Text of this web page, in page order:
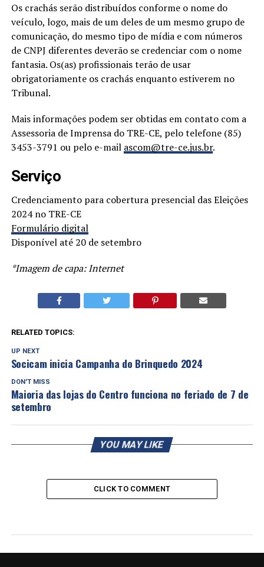
Os crachás serão distribuídos conforme o nome do
veículo, logo, mais de um deles de um mesmo grupo de
comunicação, do mesmo tipo de mídia e com números
de CNPJ diferentes deverão se credenciar com o nome
fantasia. Os(as) profissionais terão de usar
obrigatoriamente os crachás enquanto estiverem no
Tribunal.
Mais informações podem ser obtidas em contato com a
Assessoria de Imprensa do TRE-CE, pelo telefone (85)
3453-3791 ou pelo e-mail ascom@tre-ce.jus.br.
Serviço
Credenciamento para cobertura presencial das Eleições
2024 no TRE-CE
Formulário digital
Disponível até 20 de setembro
*Imagem de capa: Internet
RELATED TOPICS:
UP NEXT
Socicam inicia Campanha do Brinquedo 2024
DON'T MISS
Maioria das lojas do Centro funciona no feriado de 7 de
setembro
YOU MAY LIKE
CLICK TO COMMENT